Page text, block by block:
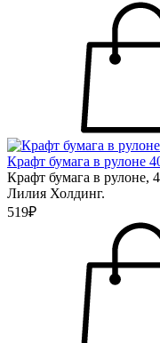
Крафт бумага в рулоне
Крафт бумага в рулоне,
Лилия Холдинг.
519₽